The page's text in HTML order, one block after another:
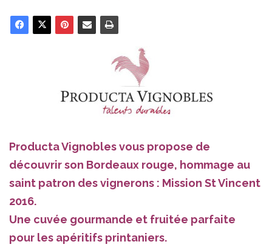
Producta Vignobles vous propose de
découvrir son Bordeaux rouge, hommage au
saint patron des vignerons : Mission St Vincent
2016.
Une cuvée gourmande et fruitée parfaite
pour les apéritifs printaniers.